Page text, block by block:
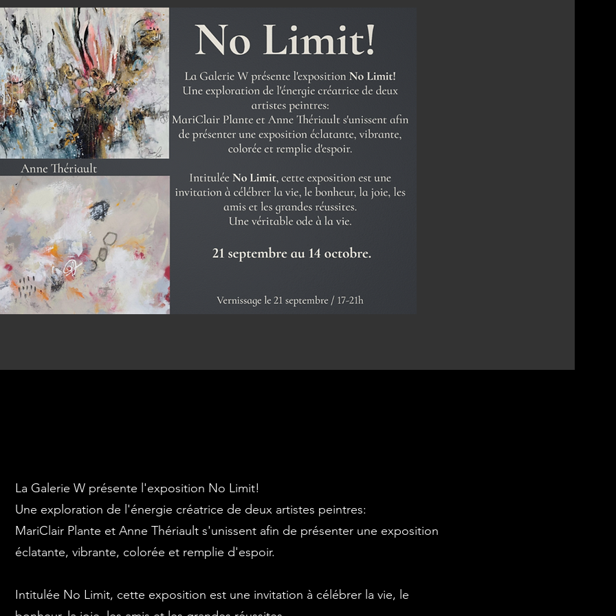
La Galerie W présente l'exposition No Limit!
Une exploration de l'énergie créatrice de deux artistes peintres:
MariClair Plante et Anne Thériault s'unissent afin de présenter une exposition
éclatante, vibrante, colorée et remplie d'espoir.
Intitulée No Limit, cette exposition est une invitation à célébrer la vie, le